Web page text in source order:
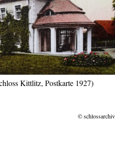
Kittlitz, Postkarte 1927)
©